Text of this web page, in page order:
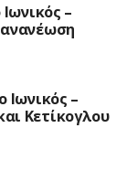
–
Ιωνικός –
Κετίκογλου